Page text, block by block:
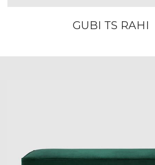
GUBI TS RAHI